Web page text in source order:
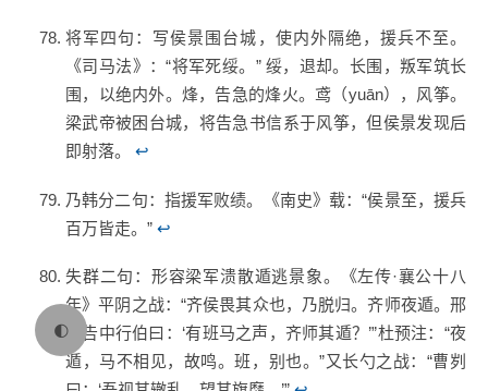
🌓
将军四句：写侯景围台城，使内外隔绝，援兵不至。
《司马法》：“将军死绥。” 绥，退却。长围，叛军筑长
围，以绝内外。烽，告急的烽火。鸢（yuān），风筝。
梁武帝被困台城，将告急书信系于风筝，但侯景发现后
即射落。 ↩
乃韩分二句：指援军败绩。《南史》载：“侯景至，援兵
百万皆走。” ↩
失群二句：形容梁军溃散遁逃景象。《左传·襄公十八
年》平阴之战：“齐侯畏其众也，乃脱归。齐师夜遁。邢
伯告中行伯曰：‘有班马之声，齐师其遁？’”杜预注：“夜
遁，马不相见，故鸣。班，别也。”又长勺之战：“曹刿